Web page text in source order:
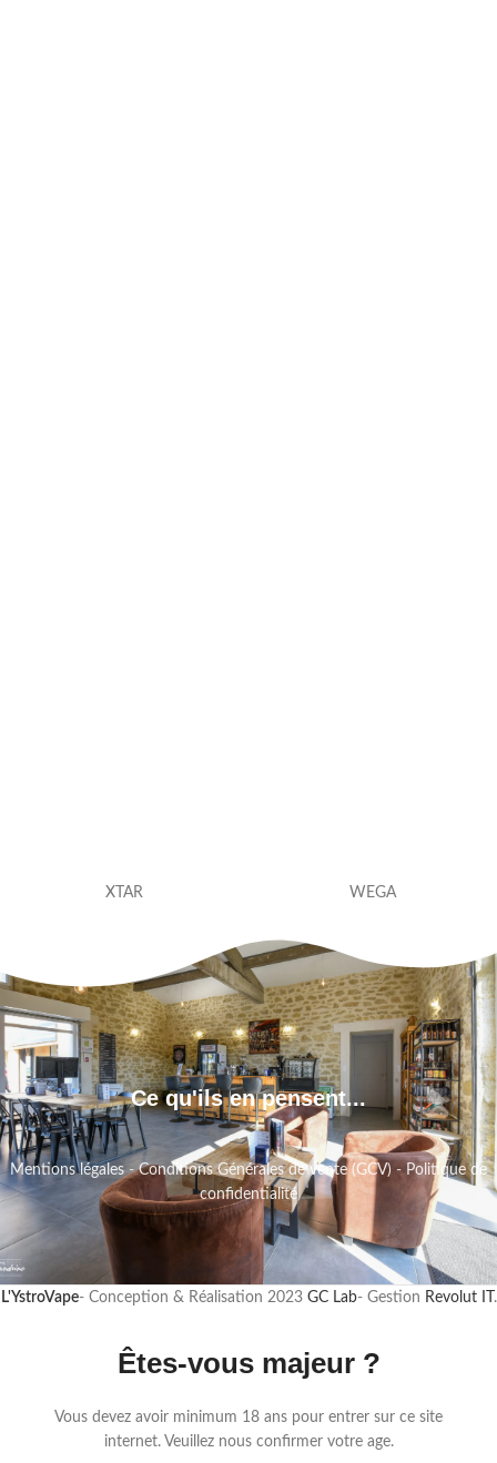
XTAR WEGA
Ce qu'ils en pensent...
Mentions légales-Conditions Générales de vente (GCV) - Politique de
confidentialité
L'YstroVape- Conception & Réalisation 2023 GC Lab- Gestion Revolut IT .
Êtes-vous majeur ?
Vous devez avoir minimum 18 ans pour entrer sur ce site
internet. Veuillez nous confirmer votre age.